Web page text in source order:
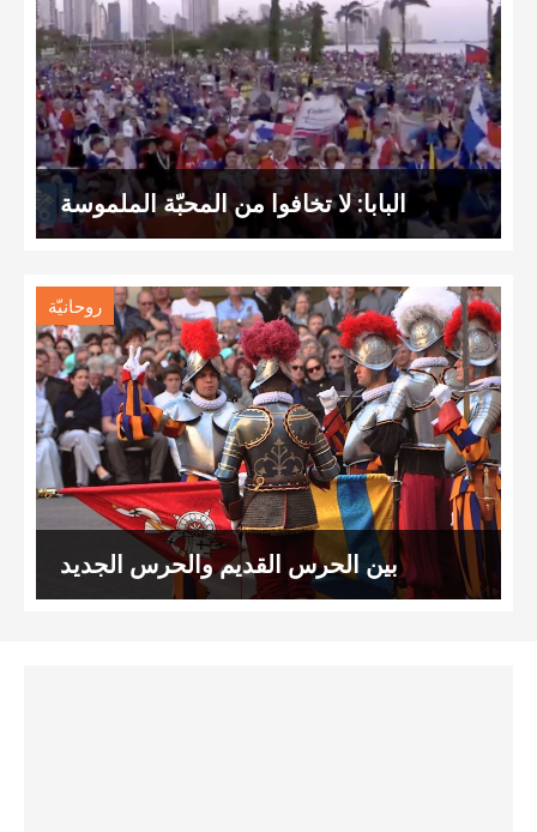
البابا: لا تخافوا من المحبّة الملموسة
روحانيّة
بين الحرس القديم والحرس الجديد